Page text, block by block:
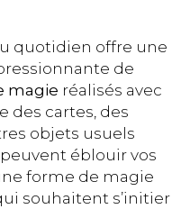
quotidien offre une
de
magie réalisés avec
des cartes, des
objets usuels
éblouir vos
forme de magie
souhaitent s’initier